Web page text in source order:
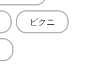
ビクニ